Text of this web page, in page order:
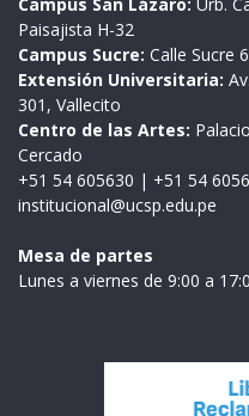
Campus San Lázaro: Urb.
Paisajista H-32
Campus Sucre: Calle Sucre
Extensión Universitaria:
301, Vallecito
Centro de las Artes:
Cercado
+51 54 605630 | +51 54
institucional@ucsp.edu.pe
Mesa de partes
Lunes a viernes de 9:00 a